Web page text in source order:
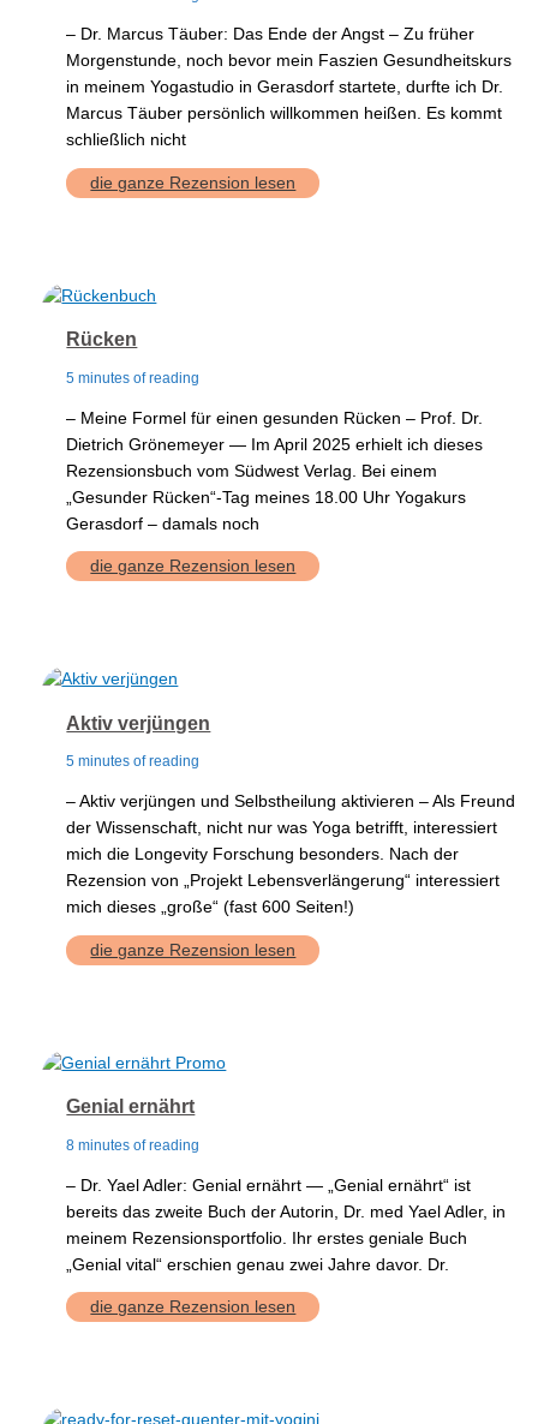
– Dr. Marcus Täuber: Das Ende der Angst – Zu früher
Morgenstunde, noch bevor mein Faszien Gesundheitskurs
in meinem Yogastudio in Gerasdorf startete, durfte ich Dr.
Marcus Täuber persönlich willkommen heißen. Es kommt
schließlich nicht
Das
Ende
die ganze Rezension lesen
Rücken
5 minutes of reading
– Meine Formel für einen gesunden Rücken – Prof. Dr.
Dietrich Grönemeyer — Im April 2025 erhielt ich dieses
Rezensionsbuch vom Südwest Verlag. Bei einem
„Gesunder Rücken“-Tag meines 18.00 Uhr Yogakurs
Gerasdorf – damals noch
Rücken
die ganze Rezension lesen
Aktiv verjüngen
5 minutes of reading
– Aktiv verjüngen und Selbstheilung aktivieren – Als Freund
der Wissenschaft, nicht nur was Yoga betrifft, interessiert
mich die Longevity Forschung besonders. Nach der
Rezension von „Projekt Lebensverlängerung“ interessiert
mich dieses „große“ (fast 600 Seiten!)
Aktiv
verjüngen
die ganze Rezension lesen
Genial ernährt
8 minutes of reading
– Dr. Yael Adler: Genial ernährt — „Genial ernährt“ ist
bereits das zweite Buch der Autorin, Dr. med Yael Adler, in
meinem Rezensionsportfolio. Ihr erstes geniale Buch
„Genial vital“ erschien genau zwei Jahre davor. Dr.
Genial
ernährt
die ganze Rezension lesen